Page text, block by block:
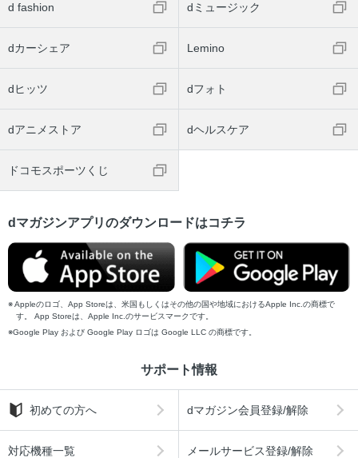
d fashion dミュージック
dカーシェア Lemino
dヒッツ dフォト
dアニメストア dヘルスケア
ドコモスポーツくじ
dマガジンアプリのダウンロードはコチラ
Appleのロゴ、App Storeは、米国もしくはその他の国や地域におけるApple Inc.の商標で
す。 App Storeは、Apple Inc.のサービスマークです。
Google Play および Google Play ロゴは Google LLC の商標です。
サポート情報
初めての方へ dマガジン会員登録/解除
対応機種一覧 メールサービス登録/解除